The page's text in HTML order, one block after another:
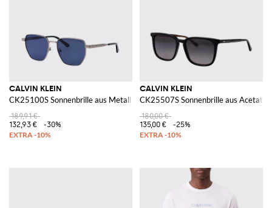
CALVIN KLEIN
CK25100S Sonnenbrille aus Metall
189,91 €
132,93 €
-30%
CALVIN KLEIN
CK25507S Sonnenbrille aus Acetat
180,00 €
135,00 €
-25%